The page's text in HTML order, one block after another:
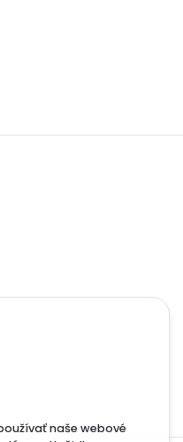
naše webové